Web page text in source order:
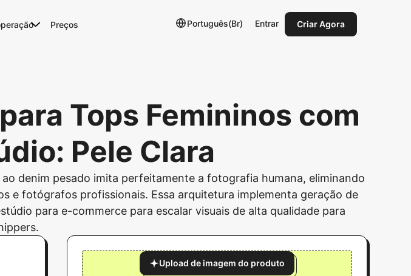
Preços Português(Br) Entrar Criar Agora
Tops Femininos com
Pele Clara
denim pesado imita perfeitamente a fotografia humana, eliminando
e fotógrafos profissionais. Essa arquitetura implementa geração de
para e-commerce para escalar visuais de alta qualidade para
Upload de imagem do produto